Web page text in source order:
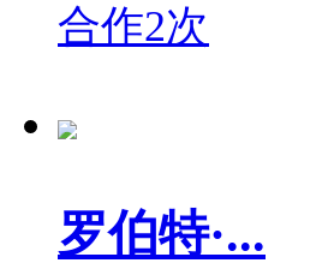
合作2次
罗伯特·...